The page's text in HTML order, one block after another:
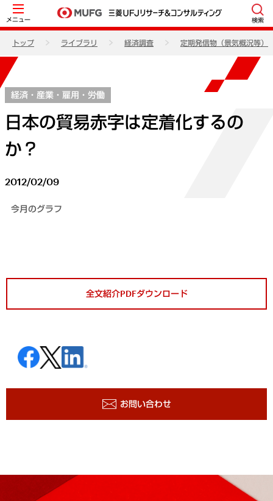
メニュー 検索
トップ ライブラリ 経済調査 定期発信物（景気概況等）
経済・産業・雇用・労働
日本の貿易赤字は定着化するの
か？
2012/02/09
今月のグラフ
全文紹介PDFダウンロード
お問い合わせ